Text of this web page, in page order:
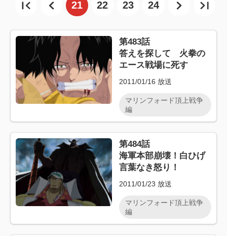
21 22 23 24
第483話
答えを探して 火拳の
エース戦場に死す
2011/01/16 放送
マリンフォード頂上戦争
編
第484話
海軍本部崩壊！白ひげ
言葉なき怒り！
2011/01/23 放送
マリンフォード頂上戦争
編